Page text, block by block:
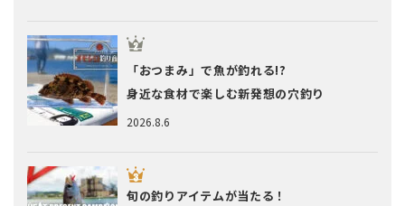
2026.8.6
「おつまみ」で魚が釣れる!?
身近な食材で楽しむ新発想の穴釣り
旬の釣りアイテムが当たる！